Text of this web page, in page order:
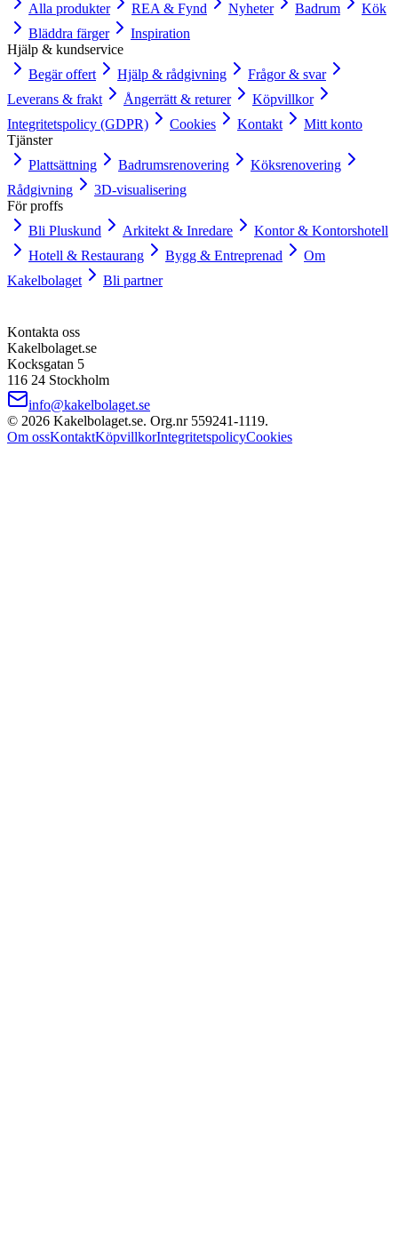
Alla produkter
REA & Fynd Nyheter Badrum
Kök
Bläddra färger
Inspiration
Hjälp & kundservice
Begär offert
Hjälp & rådgivning
Frågor & svar
Leverans & frakt
Ångerrätt & returer
Köpvillkor
Integritetspolicy (GDPR)
Cookies Kontakt
Mitt konto
Tjänster
Plattsättning
Badrumsrenovering
Köksrenovering
Rådgivning
3D-visualisering
För proffs
Bli Pluskund
Arkitekt & Inredare
Kontor & Kontorshotell
Hotell & Restaurang
Bygg & Entreprenad
Om
Kakelbolaget
Bli partner
Kontakta oss
Kakelbolaget.se
Kocksgatan 5
116 24 Stockholm
info@kakelbolaget.se
© 2026 Kakelbolaget.se. Org.nr 559241‑1119.
Om ossKontaktKöpvillkorIntegritetspolicyCookies